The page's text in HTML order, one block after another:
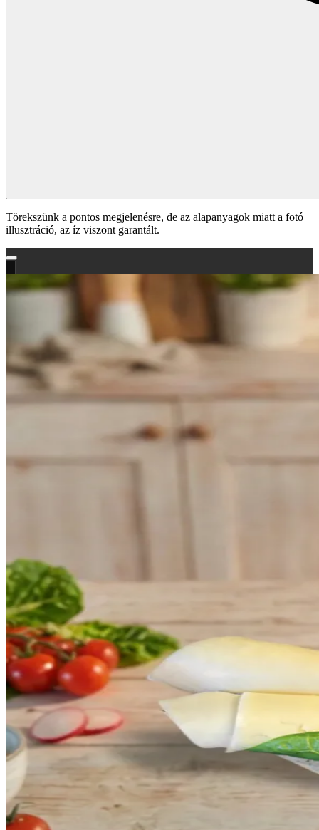
Törekszünk a pontos megjelenésre, de az alapanyagok miatt a fotó
illusztráció, az íz viszont garantált.